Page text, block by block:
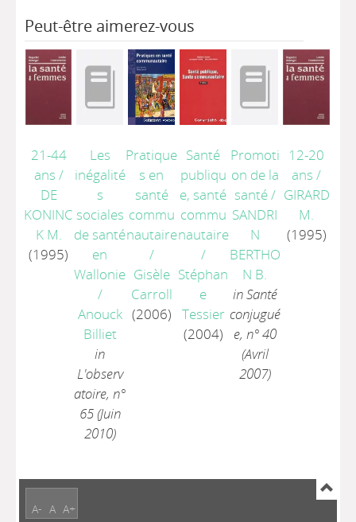
Peut-être aimerez-vous
21-44
ans /
DE
KONINC
K M.
(1995)
Les
inégalité
s
sociales
de santé
en
Wallonie
/
Anouck
Billiet
in
L'observ
atoire, n°
65 (Juin
2010)
Pratique
s en
santé
commu
nautaire
/
Gisèle
Carroll
(2006)
Santé
publiqu
e, santé
commu
nautaire
/
Stéphan
e
Tessier
(2004)
Promoti
on de la
santé/
SANDRI
N
BERTHO
N B.
in Santé
conjugué
e, n° 40
(Avril
2007)
12-20
ans /
GIRARD
M.
(1995)
A- A A+